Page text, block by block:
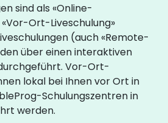
sind als «Online-
Ort-Liveschulung»
(auch «Remote-
über einen interaktiven
Vor-Ort-
lokal bei Ihnen vor Ort in
Schulungszentren in
werden.